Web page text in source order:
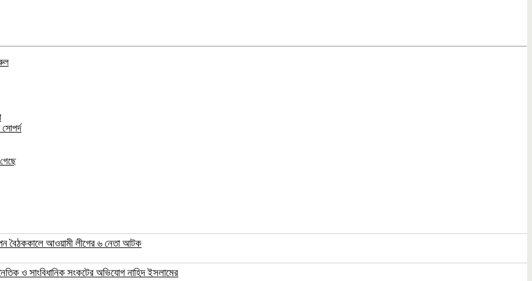
বৈঠককালে আওয়ামী লীগের ৬ নেতা আটক
ও সাংবিধানিক সংকটের অভিযোগ নাহিদ ইসলামের